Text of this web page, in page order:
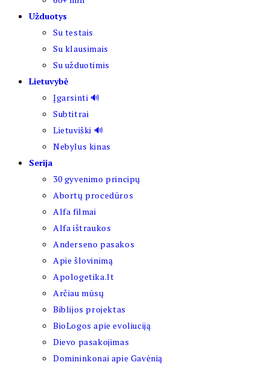
Užduotys
Su testais
Su klausimais
Su užduotimis
Lietuvybė
Įgarsinti 🔊
Subtitrai
Lietuviški 🔊
Nebylus kinas
Serija
30 gyvenimo principų
Abortų procedūros
Alfa filmai
Alfa ištraukos
Anderseno pasakos
Apie šlovinimą
Apologetika.lt
Arčiau mūsų
Biblijos projektas
BioLogos apie evoliuciją
Dievo pasakojimas
Domininkonai apie Gavėnią